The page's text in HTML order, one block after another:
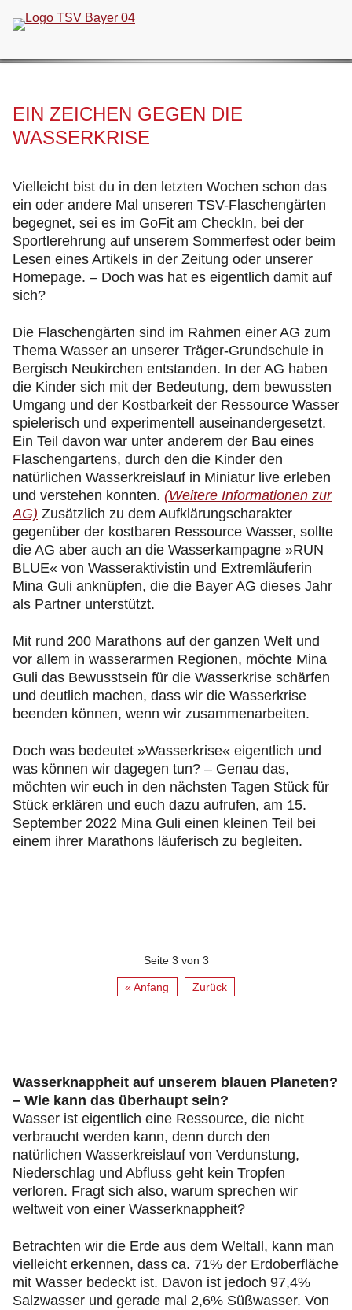
überspringen
EIN ZEICHEN GEGEN DIE
WASSERKRISE
Vielleicht bist du in den letzten Wochen schon das
ein oder andere Mal unseren TSV-Flaschengärten
begegnet, sei es im GoFit am CheckIn, bei der
Sportlerehrung auf unserem Sommerfest oder beim
Lesen eines Artikels in der Zeitung oder unserer
Homepage. – Doch was hat es eigentlich damit auf
sich?
Die Flaschengärten sind im Rahmen einer AG zum
Thema Wasser an unserer Träger-Grundschule in
Bergisch Neukirchen entstanden. In der AG haben
die Kinder sich mit der Bedeutung, dem bewussten
Umgang und der Kostbarkeit der Ressource Wasser
spielerisch und experimentell auseinandergesetzt.
Ein Teil davon war unter anderem der Bau eines
Flaschengartens, durch den die Kinder den
natürlichen Wasserkreislauf in Miniatur live erleben
und verstehen konnten. (Weitere Informationen zur
AG) Zusätzlich zu dem Aufklärungscharakter
gegenüber der kostbaren Ressource Wasser, sollte
die AG aber auch an die Wasserkampagne »RUN
BLUE« von Wasseraktivistin und Extremläuferin
Mina Guli anknüpfen, die die Bayer AG dieses Jahr
als Partner unterstützt.
Mit rund 200 Marathons auf der ganzen Welt und
vor allem in wasserarmen Regionen, möchte Mina
Guli das Bewusstsein für die Wasserkrise schärfen
und deutlich machen, dass wir die Wasserkrise
beenden können, wenn wir zusammenarbeiten.
Doch was bedeutet »Wasserkrise« eigentlich und
was können wir dagegen tun? – Genau das,
möchten wir euch in den nächsten Tagen Stück für
Stück erklären und euch dazu aufrufen, am 15.
September 2022 Mina Guli einen kleinen Teil bei
einem ihrer Marathons läuferisch zu begleiten.
Seite 3 von 3
« Anfang Zurück
Wasserknappheit auf unserem blauen Planeten?
– Wie kann das überhaupt sein?
Wasser ist eigentlich eine Ressource, die nicht
verbraucht werden kann, denn durch den
natürlichen Wasserkreislauf von Verdunstung,
Niederschlag und Abfluss geht kein Tropfen
verloren. Fragt sich also, warum sprechen wir
weltweit von einer Wasserknappheit?
Betrachten wir die Erde aus dem Weltall, kann man
vielleicht erkennen, dass ca. 71% der Erdoberfläche
mit Wasser bedeckt ist. Davon ist jedoch 97,4%
Salzwasser und gerade mal 2,6% Süßwasser. Von